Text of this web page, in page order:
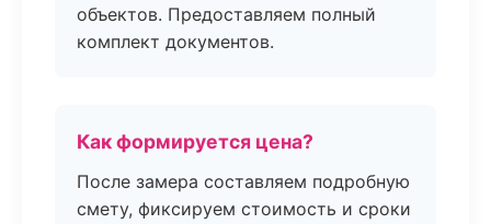
объектов. Предоставляем полный
комплект документов.
Как формируется цена?
После замера составляем подробную
смету, фиксируем стоимость и сроки